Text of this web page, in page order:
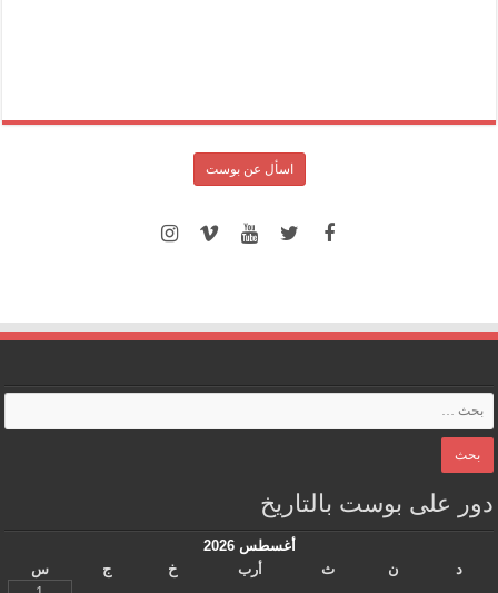
اسأل عن بوست
دور على بوست بالتاريخ
أغسطس 2026
د
ن ث أرب خ ج
س